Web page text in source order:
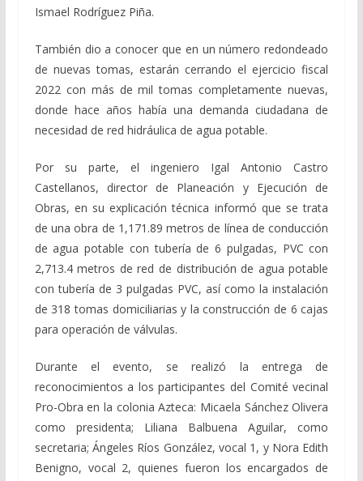
Ismael Rodríguez Piña.
También dio a conocer que en un número redondeado
de nuevas tomas, estarán cerrando el ejercicio fiscal
2022 con más de mil tomas completamente nuevas,
donde hace años había una demanda ciudadana de
necesidad de red hidráulica de agua potable.
Por su parte, el ingeniero Igal Antonio Castro
Castellanos, director de Planeación y Ejecución de
Obras, en su explicación técnica informó que se trata
de una obra de 1,171.89 metros de línea de conducción
de agua potable con tubería de 6 pulgadas, PVC con
2,713.4 metros de red de distribución de agua potable
con tubería de 3 pulgadas PVC, así como la instalación
de 318 tomas domiciliarias y la construcción de 6 cajas
para operación de válvulas.
Durante el evento, se realizó la entrega de
reconocimientos a los participantes del Comité vecinal
Pro-Obra en la colonia Azteca: Micaela Sánchez Olivera
como presidenta; Liliana Balbuena Aguilar, como
secretaria; Ángeles Ríos González, vocal 1, y Nora Edith
Benigno, vocal 2, quienes fueron los encargados de